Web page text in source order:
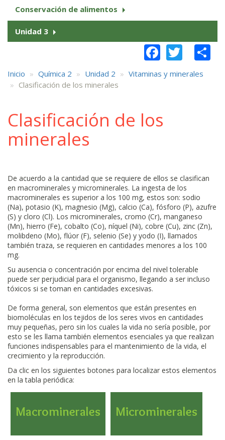
Conservación de alimentos
Unidad 3
Inicio Química 2 Unidad 2
Vitaminas y minerales
Clasificación de los minerales
Clasificación de los
minerales
De acuerdo a la cantidad que se requiere de ellos se clasifican
en macrominerales y microminerales. La ingesta de los
macrominerales es superior a los 100 mg, estos son: sodio
(Na), potasio (K), magnesio (Mg), calcio (Ca), fósforo (P), azufre
(S) y cloro (Cl). Los microminerales, cromo (Cr), manganeso
(Mn), hierro (Fe), cobalto (Co), níquel (Ni), cobre (Cu), zinc (Zn),
molibdeno (Mo), flúor (F), selenio (Se) y yodo (I), llamados
también traza, se requieren en cantidades menores a los 100
mg.
Su ausencia o concentración por encima del nivel tolerable
puede ser perjudicial para el organismo, llegando a ser incluso
tóxicos si se toman en cantidades excesivas.
De forma general, son elementos que están presentes en
biomoléculas en los tejidos de los seres vivos en cantidades
muy pequeñas, pero sin los cuales la vida no sería posible, por
esto se les llama también elementos esenciales ya que realizan
funciones indispensables para el mantenimiento de la vida, el
crecimiento y la reproducción.
Da clic en los siguientes botones para localizar estos elementos
en la tabla periódica:
Macrominerales Microminerales